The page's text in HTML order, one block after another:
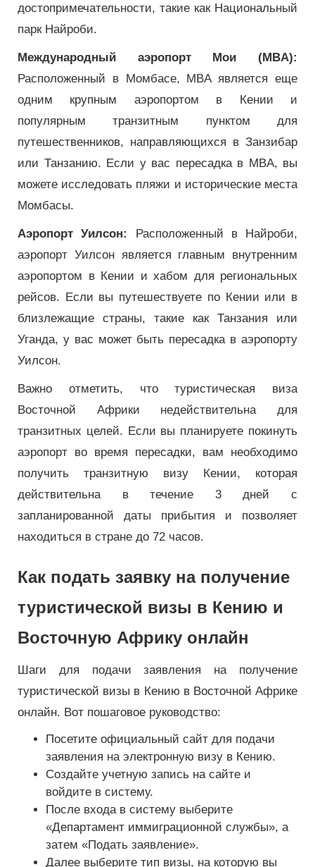
достопримечательности, такие как Национальный
парк Найроби.
Международный аэропорт Мои (MBA):
Расположенный в Момбасе, MBA является еще
одним крупным аэропортом в Кении и
популярным транзитным пунктом для
путешественников, направляющихся в Занзибар
или Танзанию. Если у вас пересадка в MBA, вы
можете исследовать пляжи и исторические места
Момбасы.
Аэропорт Уилсон:
Расположенный в Найроби,
аэропорт Уилсон является главным внутренним
аэропортом в Кении и хабом для региональных
рейсов. Если вы путешествуете по Кении или в
близлежащие страны, такие как Танзания или
Уганда, у вас может быть пересадка в аэропорту
Уилсон.
Важно отметить, что туристическая виза
Восточной Африки недействительна для
транзитных целей. Если вы планируете покинуть
аэропорт во время пересадки, вам необходимо
получить транзитную визу Кении, которая
действительна в течение 3 дней с
запланированной даты прибытия и позволяет
находиться в стране до 72 часов.
Как подать заявку на получение
туристической визы в Кению и
Восточную Африку онлайн
Шаги для подачи заявления на получение
туристической визы в Кению в Восточной Африке
онлайн. Вот пошаговое руководство:
Посетите официальный сайт для подачи
заявления на электронную визу в Кению.
Создайте учетную запись на сайте и
войдите в систему.
После входа в систему выберите
«Департамент иммиграционной службы», а
затем «Подать заявление».
Далее выберите тип визы, на которую вы